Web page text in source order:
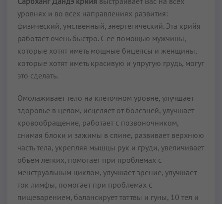
уровнях и во всех направлениях развития:
физический, умственный, энергетический. Эта крийя
работает очень быстро. С ее помощью мужчины,
которые хотят иметь мощные бицепсы и женщины,
которые хотят иметь красивую и упругую грудь, могут
это сделать.
Омолаживает тело на клеточном уровне, улучшает
здоровье в целом, исцеляет от болезней, улучшает
кровообращение, работает с позвоночником,
снимая блоки и зажимы в спине, развивает верхнюю
часть тела, укрепляя мышцы рук и груди, увеличивает
объем легких, помогает при проблемах с
менструальным циклом, улучшает зрение, улучшает
ток лимфы, помогает при проблемах с
пищеварением, балансирует таттвы и гуны, 10 тел и